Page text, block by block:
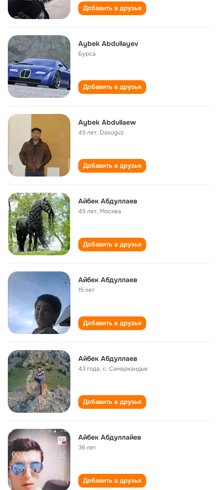
Добавить в друзья
Aybek Abdullayev
Бурса
Добавить в друзья
Aybek Abdullaew
45 лет, Dasoguz
Добавить в друзья
Айбек Абдуллаев
45 лет, Москва
Добавить в друзья
Айбек Абдуллаев
15 лет
Добавить в друзья
Айбек Абдуллаев
43 года,с. Самаркандык
Добавить в друзья
Айбек Абдуллайев
36 лет
Добавить в друзья